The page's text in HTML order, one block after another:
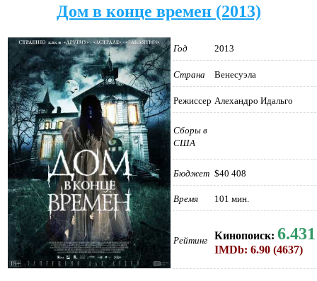
Дом в конце времен (2013)
Год 2013
Страна Венесуэла
Режиссер Алехандро Идальго
Сборы в
США
Бюджет $40 408
Время 101 мин.
Рейтинг Кинопоиск: 6.431
IMDb: 6.90 (4637)